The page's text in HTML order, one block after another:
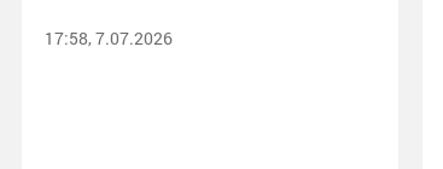
17:58, 7.07.2026